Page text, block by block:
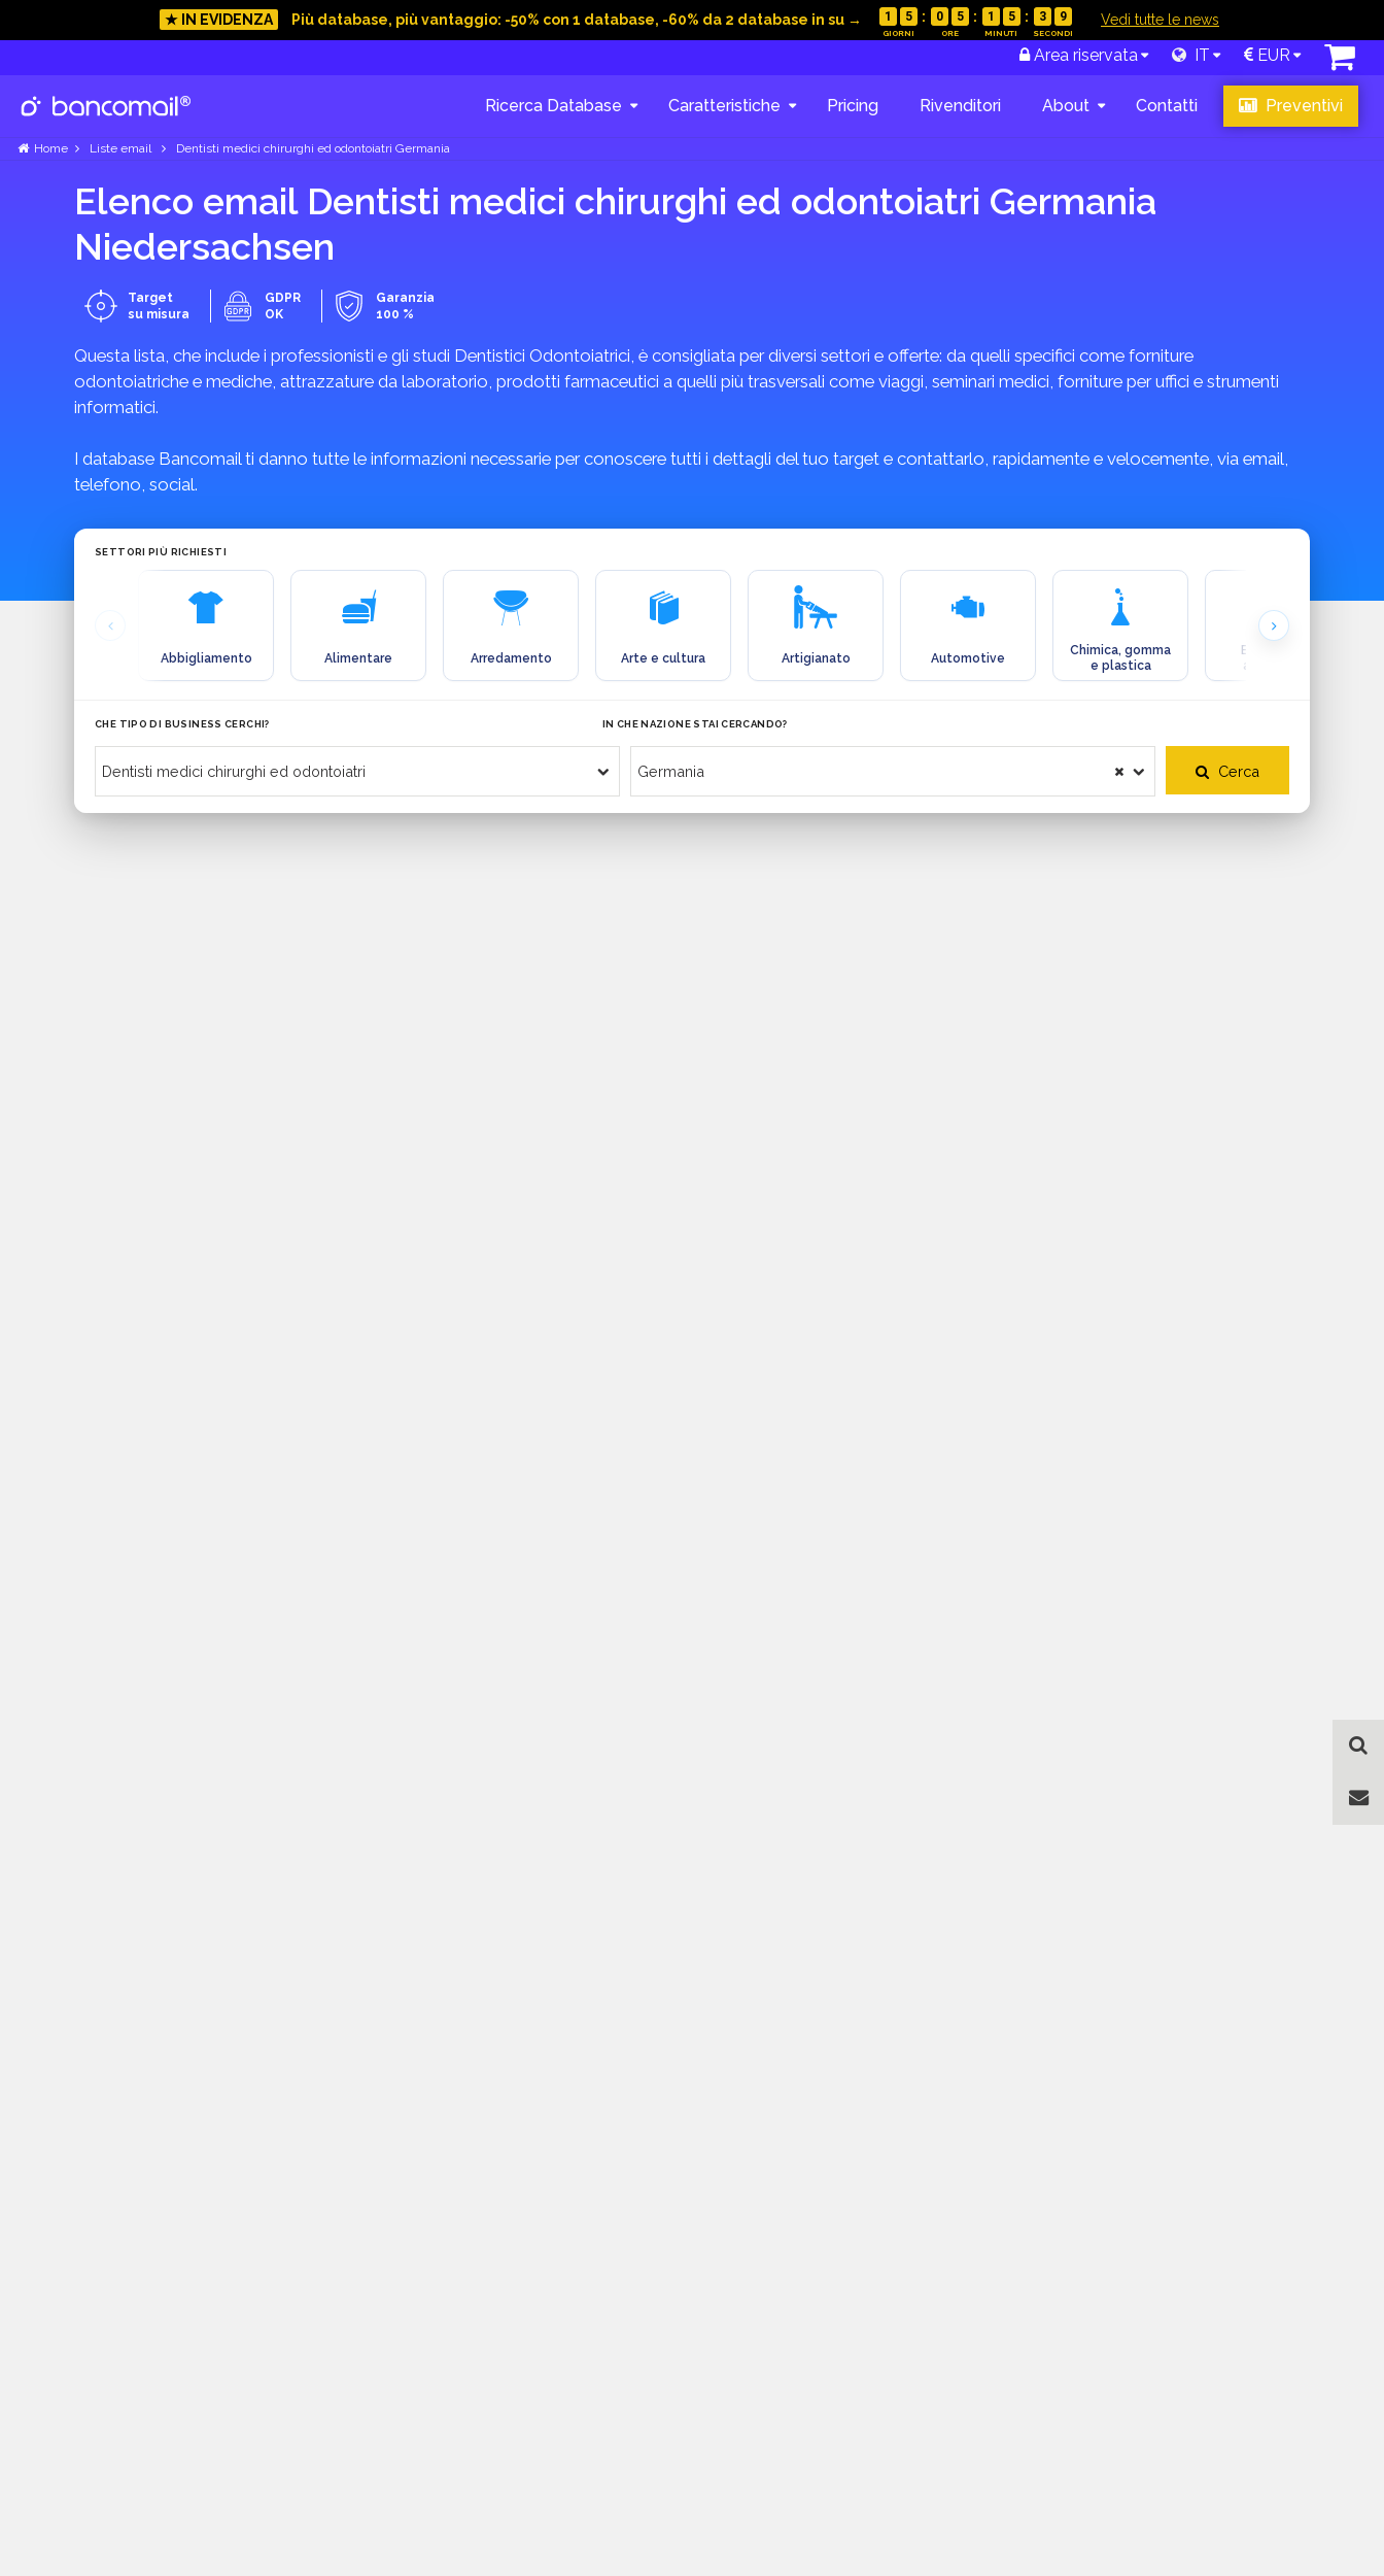
★ IN EVIDENZA Più database, più vantaggio: -50% con 1 database, -60% da 2 database in su → 1 5 0 5 1 5 3 8 Vedi tutte le news
Area riservata IT EUR
Ricerca Database Caratteristiche Pricing Rivenditori About Contatti Preventivi
Home Liste email Dentisti medici chirurghi ed odontoiatri Germania
Elenco email Dentisti medici chirurghi ed odontoiatri Germania
Niedersachsen
Target
su misura
GDPR
OK
Garanzia
100 %
Questa lista, che include i professionisti e gli studi Dentistici Odontoiatrici, è consigliata per diversi settori e offerte: da quelli specifici come forniture
odontoiatriche e mediche, attrazzature da laboratorio, prodotti farmaceutici a quelli più trasversali come viaggi, seminari medici, forniture per uffici e strumenti
informatici.
I database Bancomail ti danno tutte le informazioni necessarie per conoscere tutti i dettagli del tuo target e contattarlo, rapidamente e velocemente, via email,
telefono, social.
SETTORI PIÙ RICHIESTI
Abbigliamento Alimentare Arredamento Arte e cultura Artigianato Automotive
Chimica, gomma
e plastica
Ecologia e
ambiente
CHE TIPO DI BUSINESS CERCHI? IN CHE NAZIONE STAI CERCANDO?
Cerca